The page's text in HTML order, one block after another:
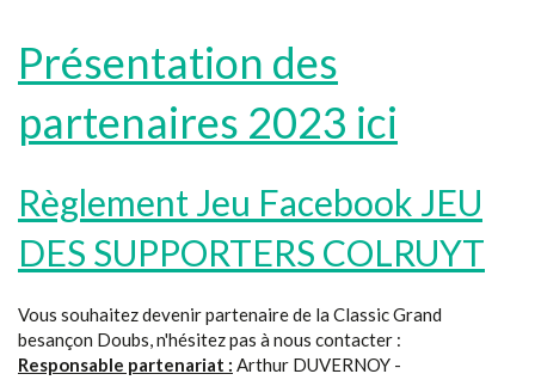
Présentation des
partenaires 2023 ici
Règlement Jeu Facebook JEU
DES SUPPORTERS COLRUYT
Vous souhaitez devenir partenaire de la Classic Grand
besançon Doubs, n'hésitez pas à nous contacter :
Responsable partenariat : Arthur DUVERNOY -